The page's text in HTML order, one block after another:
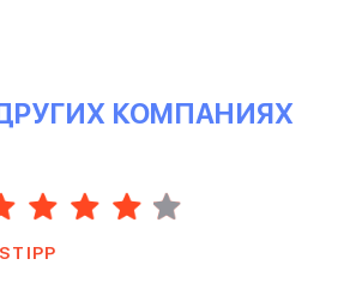
КОМПАНИЯХ